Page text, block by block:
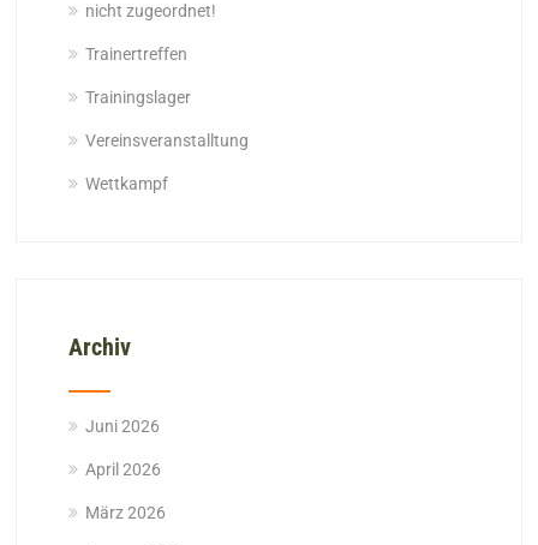
nicht zugeordnet!
Trainertreffen
Trainingslager
Vereinsveranstalltung
Wettkampf
Archiv
Juni 2026
April 2026
März 2026